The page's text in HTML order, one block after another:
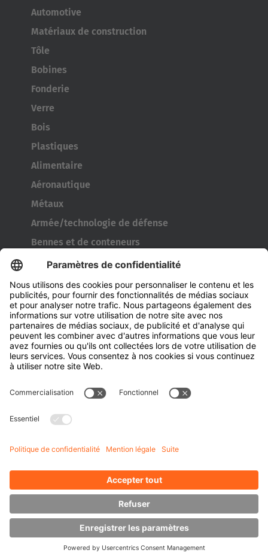
Automotive
Matériaux de construction
Tôle
Bobines
Fonderie
Verre
Bois
Plastiques
Alimentaire
Aéronautique
Métaux
Armée/technologie de défense
Bennes et de conteneurs
Outils de l’industrie pneumatique
Transporteur de bobines
Portes et fenêtres
Entreprise
À propos d' HUBTEX
À propos d' HUBTEX France
Durabilité
Contact
Connaissances
Gestion de l’énergie
Chariots latéraux